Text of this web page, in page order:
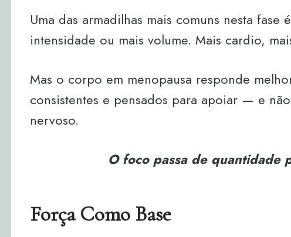
Uma das armadilhas mais comuns nesta fase
intensidade ou mais volume. Mais cardio,
Mas o corpo em menopausa responde
consistentes e pensados para apoiar — e
nervoso.
O foco passa de quantidade
Força Como Base